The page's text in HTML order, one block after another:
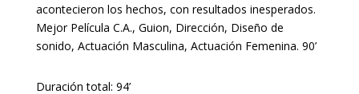
acontecieron los hechos, con resultados inesperados.
Mejor Película C.A., Guion, Dirección, Diseño de
sonido, Actuación Masculina, Actuación Femenina. 90’
Duración total: 94’